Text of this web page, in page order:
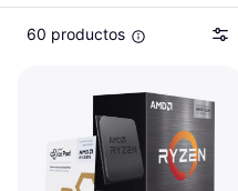
60 productos